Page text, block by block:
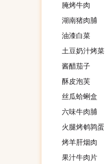
腌烤牛肉
湖南猪肉脯
油漆白菜
土豆奶汁烤菜
酱醋茄子
酥皮泡芙
丝瓜蛤蜊盒
六味牛肉脯
火腿烤鹌鹑蛋
烤羊肝烟肉
果汁牛肉片